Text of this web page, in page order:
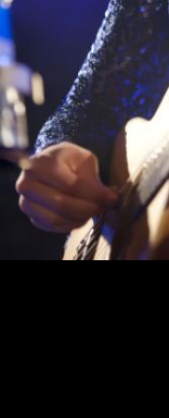
Amy
2017